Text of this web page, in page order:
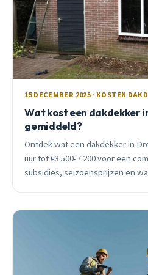
15 DECEMBER 2025 · KOSTEN
Wat kost een dakdekker
gemiddeld?
Ontdek wat een dakdekker in
uur tot €3.500-7.200 voor een
subsidies, seizoensprijzen en